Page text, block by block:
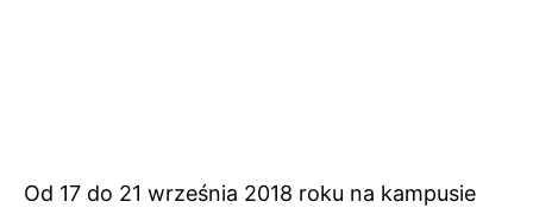
Od 17 do 21 września 2018 roku na kampusie